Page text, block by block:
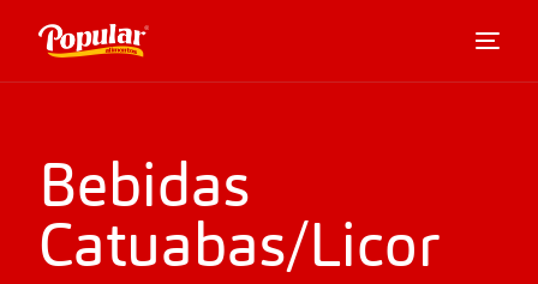
Bebidas
Catuabas/Licor